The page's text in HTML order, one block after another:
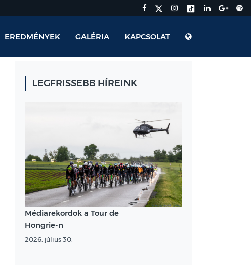
EREDMÉNYEK GALÉRIA KAPCSOLAT
LEGFRISSEBB HÍREINK
Médiarekordok a Tour de
Hongrie-n
2026. július 30.